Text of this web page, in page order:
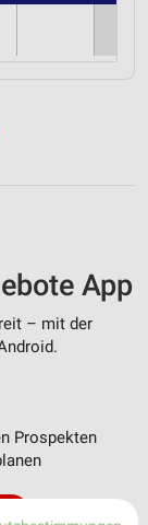
App
– mit der
Prospekten